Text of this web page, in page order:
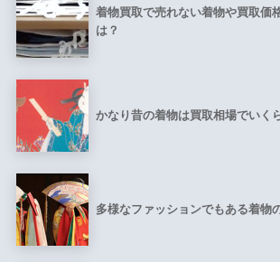
着物買取で売れない着物や買取価
は？
かなり昔の着物は買取相場でいく
多様なファッションでもある着物